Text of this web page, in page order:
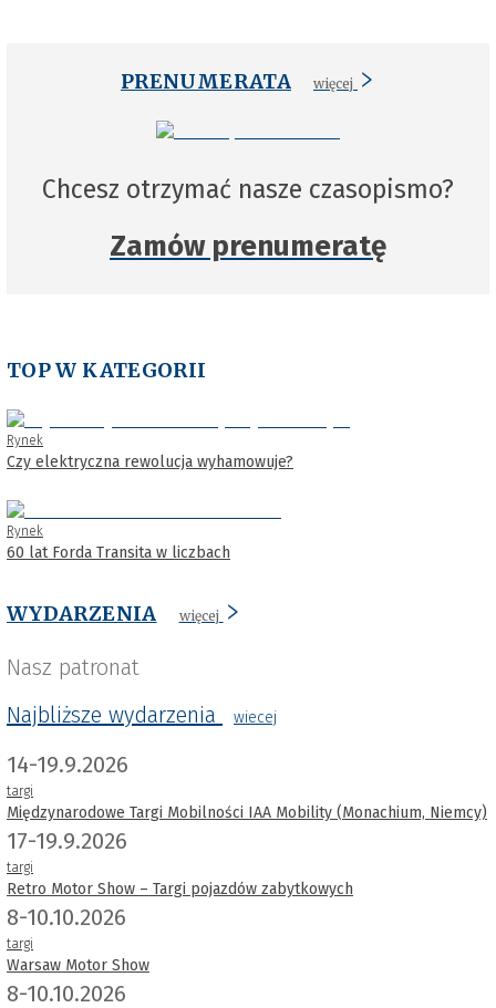
PRENUMERATA więcej
Chcesz otrzymać nasze czasopismo?
Zamów prenumeratę
TOP W KATEGORII
Rynek
Czy elektryczna rewolucja wyhamowuje?
Rynek
60 lat Forda Transita w liczbach
WYDARZENIA więcej
Nasz patronat
Najbliższe wydarzenia
wiecej
14-19.9.2026
targi
Międzynarodowe Targi Mobilności IAA Mobility (Monachium, Niemcy)
17-19.9.2026
targi
Retro Motor Show – Targi pojazdów zabytkowych
8-10.10.2026
targi
Warsaw Motor Show
8-10.10.2026